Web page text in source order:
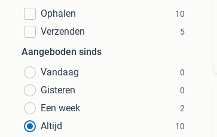
Ophalen
10
Verzenden 5
Aangeboden sinds
Vandaag
0
Gisteren 0
Een week 2
Altijd 10